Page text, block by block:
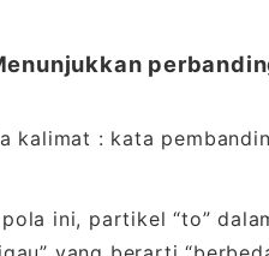
p
kalimat : kata
ini, partikel “to”